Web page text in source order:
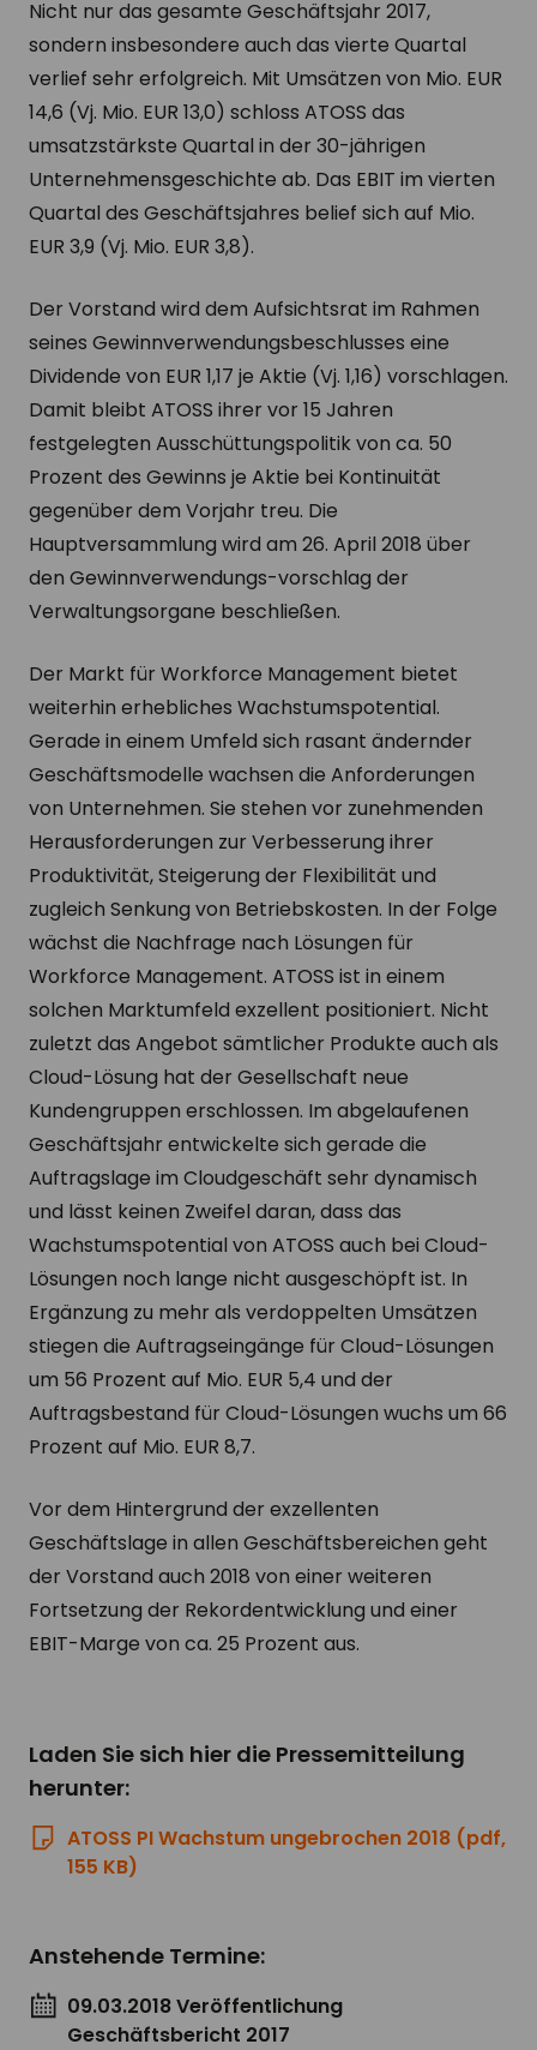
Nicht nur das gesamte Geschäftsjahr 2017,
sondern insbesondere auch das vierte Quartal
verlief sehr erfolgreich. Mit Umsätzen von Mio. EUR
14,6 (Vj. Mio. EUR 13,0) schloss ATOSS das
umsatzstärkste Quartal in der 30-jährigen
Unternehmensgeschichte ab. Das EBIT im vierten
Quartal des Geschäftsjahres belief sich auf Mio.
EUR 3,9 (Vj. Mio. EUR 3,8).
Der Vorstand wird dem Aufsichtsrat im Rahmen
seines Gewinnverwendungsbeschlusses eine
Dividende von EUR 1,17 je Aktie (Vj. 1,16) vorschlagen.
Damit bleibt ATOSS ihrer vor 15 Jahren
festgelegten Ausschüttungspolitik von ca. 50
Prozent des Gewinns je Aktie bei Kontinuität
gegenüber dem Vorjahr treu. Die
Hauptversammlung wird am 26. April 2018 über
den Gewinnverwendungs-vorschlag der
Verwaltungsorgane beschließen.
Der Markt für Workforce Management bietet
weiterhin erhebliches Wachstumspotential.
Gerade in einem Umfeld sich rasant ändernder
Geschäftsmodelle wachsen die Anforderungen
von Unternehmen. Sie stehen vor zunehmenden
Herausforderungen zur Verbesserung ihrer
Produktivität, Steigerung der Flexibilität und
zugleich Senkung von Betriebskosten. In der Folge
wächst die Nachfrage nach Lösungen für
Workforce Management. ATOSS ist in einem
solchen Marktumfeld exzellent positioniert. Nicht
zuletzt das Angebot sämtlicher Produkte auch als
Cloud-Lösung hat der Gesellschaft neue
Kundengruppen erschlossen. Im abgelaufenen
Geschäftsjahr entwickelte sich gerade die
Auftragslage im Cloudgeschäft sehr dynamisch
und lässt keinen Zweifel daran, dass das
Wachstumspotential von ATOSS auch bei Cloud-
Lösungen noch lange nicht ausgeschöpft ist. In
Ergänzung zu mehr als verdoppelten Umsätzen
stiegen die Auftragseingänge für Cloud-Lösungen
um 56 Prozent auf Mio. EUR 5,4 und der
Auftragsbestand für Cloud-Lösungen wuchs um 66
Prozent auf Mio. EUR 8,7.
Vor dem Hintergrund der exzellenten
Geschäftslage in allen Geschäftsbereichen geht
der Vorstand auch 2018 von einer weiteren
Fortsetzung der Rekordentwicklung und einer
EBIT-Marge von ca. 25 Prozent aus.
Laden Sie sich hier die Pressemitteilung
herunter:
ATOSS PI Wachstum ungebrochen 2018 (pdf,
155 KB)
Anstehende Termine:
09.03.2018 Veröffentlichung
Geschäftsbericht 2017